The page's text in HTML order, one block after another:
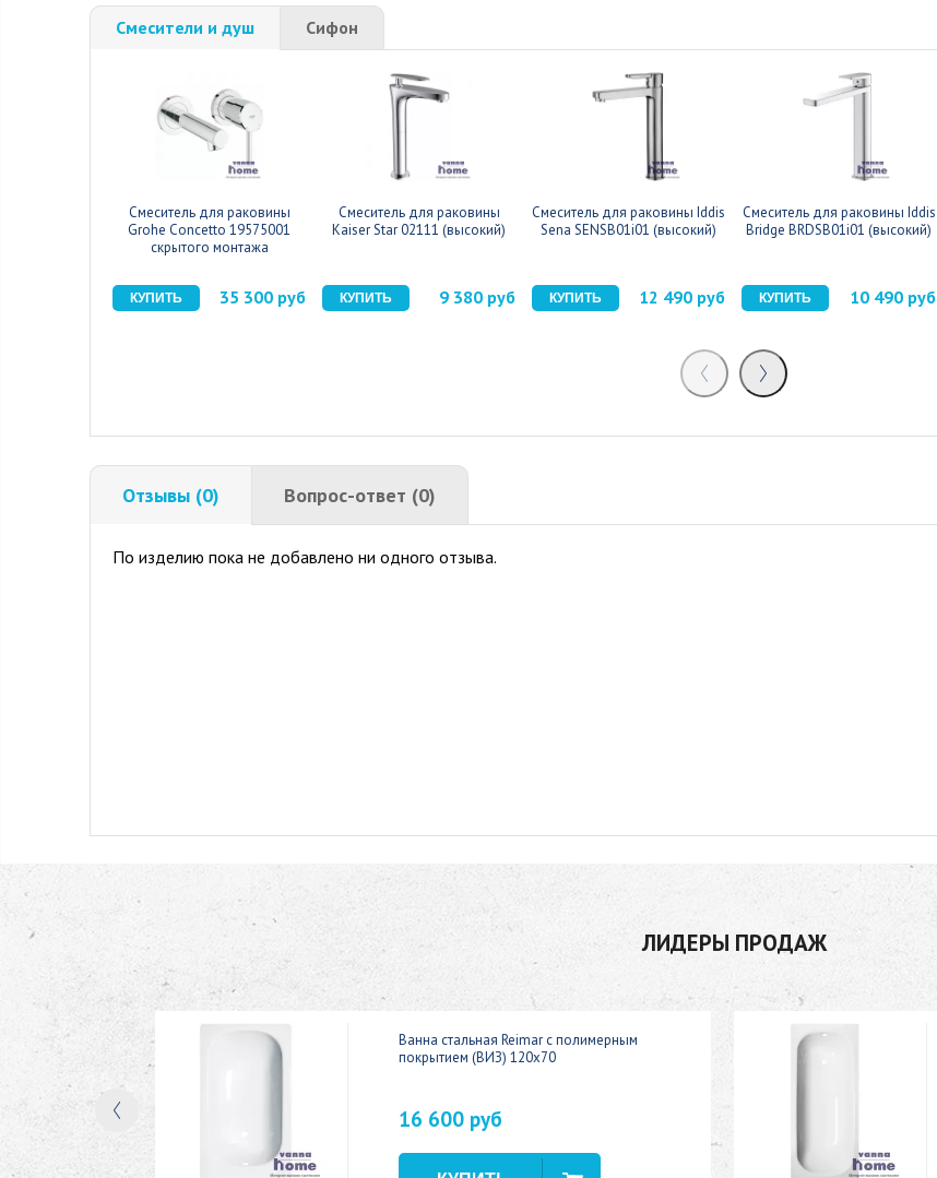
Смесители и душ Сифон
Смеситель для раковины
Grohe Concetto 19575001
скрытого монтажа
35 300 руб
Смеситель для раковины
Kaiser Star 02111 (высокий)
9 380 руб
Смеситель для раковины Iddis
Sena SENSB01i01 (высокий)
12 490 руб
Смеситель для раковины Iddis
Bridge BRDSB01i01 (высокий)
10 490 руб
Отзывы (0) Вопрос-ответ (0)
По изделию пока не добавлено ни одного отзыва.
ЛИДЕРЫ ПРОДАЖ
150x70
Ванна стальная Reimar с полимерным
покрытием (ВИЗ) 120x70
16 600 руб